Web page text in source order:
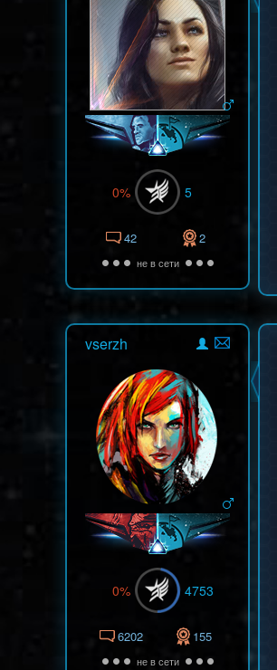
0% 5
42 2
не в сети
vserzh
0% 4753
6202 155
не в сети